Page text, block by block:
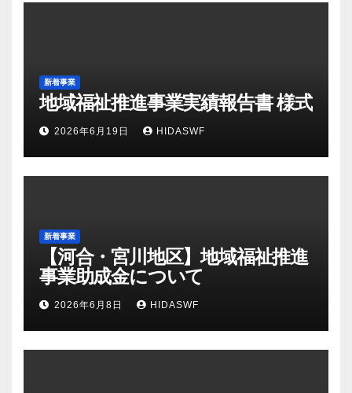
新着事業
地域福祉推進事業実績報告書 様式
2026年6月19日 HIDASWF
新着事業
【河合・宮川地区】地域福祉推進
事業助成金について
2026年6月8日 HIDASWF